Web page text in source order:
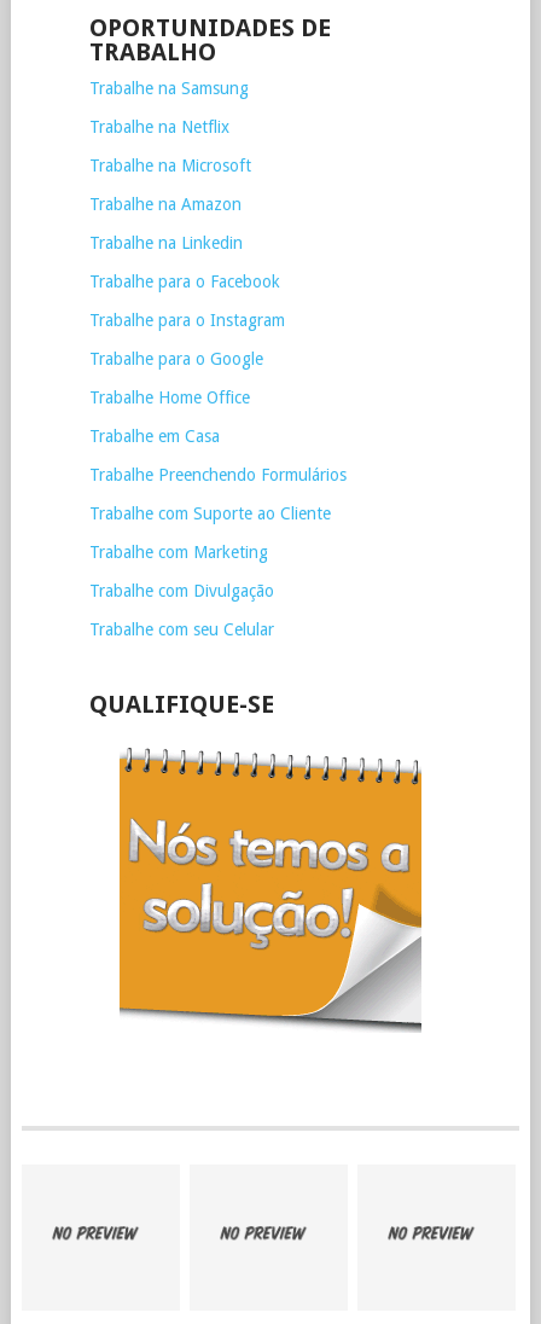
OPORTUNIDADES DE
TRABALHO
Trabalhe na Samsung
Trabalhe na Netflix
Trabalhe na Microsoft
Trabalhe na Amazon
Trabalhe na Linkedin
Trabalhe para o Facebook
Trabalhe para o Instagram
Trabalhe para o Google
Trabalhe Home Office
Trabalhe em Casa
Trabalhe Preenchendo Formulários
Trabalhe com Suporte ao Cliente
Trabalhe com Marketing
Trabalhe com Divulgação
Trabalhe com seu Celular
QUALIFIQUE-SE